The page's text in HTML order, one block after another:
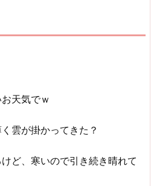
天気でｗ
雲が掛かってきた？
ど、寒いので引き続き晴れて